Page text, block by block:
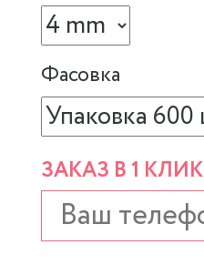
Фасовка
ЗАКАЗ В 1 КЛИК